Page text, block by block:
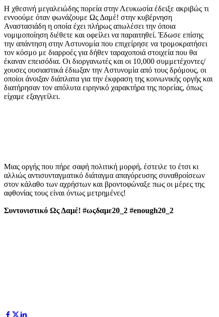
Η χθεσινή μεγαλειώδης πορεία στην Λευκωσία έδειξε ακριβώς τι
εννοούμε όταν φωνάζουμε Ως Δαμέ! στην κυβέρνηση
Αναστασιάδη η οποία έχει πλήρως απωλέσει την όποια
νομιμοποίηση διέθετε και οφείλει να παραιτηθεί. Έδωσε επίσης
την απάντηση στην Αστυνομία που επιχείρησε να τρομοκρατήσει
τον κόσμο με διαρροές για δήθεν ταραχοποιά στοιχεία που θα
έκαναν επεισόδια. Οι διοργανωτές και οι 10,000 συμμετέχοντες/
χουσες ουσιαστικά έδιωξαν την Αστυνομία από τους δρόμους, οι
οποίοι άνοιξαν διάπλατα για την έκφραση της κοινωνικής οργής και
διατήρησαν τον απόλυτα ειρηνικό χαρακτήρα της πορείας, όπως
είχαμε εξαγγείλει.
Μιας οργής που πήρε σαφή πολιτική μορφή, έστειλε το έτσι κι
αλλιώς αντισυνταγματικό διάταγμα απαγόρευσης συναθροίσεων
στον κάλαθο των αχρήστων και βροντοφώναξε πως οι μέρες της
αφθονίας τους είναι όντως μετρημένες!
Συντονιστικό Ως Δαμέ! #ωςδαμε20_2 #enough20_2